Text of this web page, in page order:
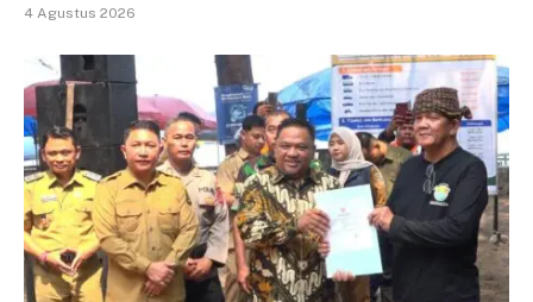
4 Agustus 2026